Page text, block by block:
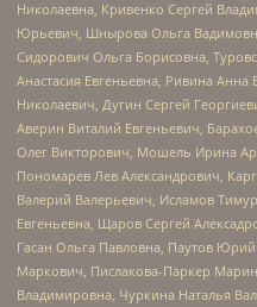
Николаевна, Кривенко Сергей
Юрьевич, Шнырова Ольга
Сидорович Ольга Борисовна,
Анастасия Евгеньевна, Ривина
Николаевич, Дугин Сергей
Аверин Виталий Евгеньевич,
Олег Викторович, Мошель Ирина
Пономарев Лев Александрович,
Валерий Валерьевич, Исламов
Евгеньевна, Щаров Сергей
Гасан Ольга Павловна, Паутов
Маркович, Пислакова-Паркер
Владимировна, Чуркина Наталья